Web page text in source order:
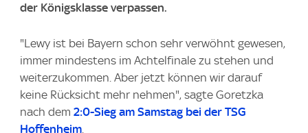
der Königsklasse verpassen.
"Lewy ist bei Bayern schon sehr verwöhnt gewesen,
immer mindestens im Achtelfinale zu stehen und
weiterzukommen. Aber jetzt können wir darauf
keine Rücksicht mehr nehmen", sagte Goretzka
nach dem 2:0-Sieg am Samstag bei der TSG
Hoffenheim.